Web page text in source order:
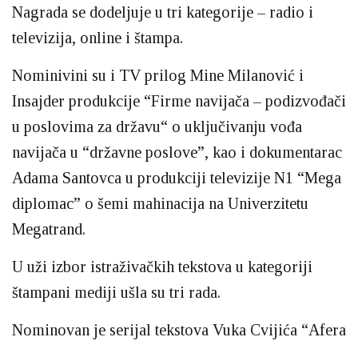
Nagrada se dodeljuje u tri kategorije – radio i
televizija, online i štampa.
Nominivini su i TV prilog Mine Milanović i
Insajder produkcije “Firme navijača – podizvođači
u poslovima za državu“ o uključivanju vođa
navijača u “državne poslove”, kao i dokumentarac
Adama Santovca u produkciji televizije N1 “Mega
diplomac” o šemi mahinacija na Univerzitetu
Megatrand.
U uži izbor istraživačkih tekstova u kategoriji
štampani mediji ušla su tri rada.
Nominovan je serijal tekstova Vuka Cvijića “Afera